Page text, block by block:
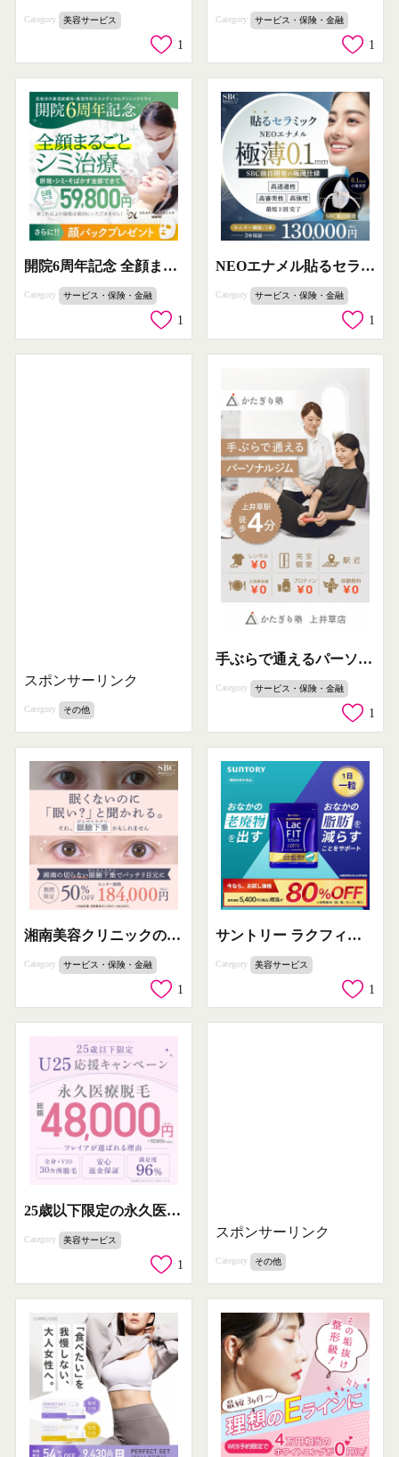
Category 美容サービス
1
Category サービス・保険・金融
1
開院6周年記念 全顔まるごとシミ治療5回コース
Category サービス・保険・金融
1
NEOエナメル貼るセラミック施術（極薄ベニア）
Category サービス・保険・金融
1
スポンサーリンク
Category その他
手ぶらで通えるパーソナルジム かたぎり塾
Category サービス・保険・金融
1
湘南美容クリニックの切らない眼瞼下垂治療でパッチリ目元に
Category サービス・保険・金融
1
サントリー ラクフィット おなかスッキリ！脂肪を減らす機能性表示食品
Category 美容サービス
1
25歳以下限定の永久医療脱毛U25応援キャンペーン
Category 美容サービス
1
スポンサーリンク
Category その他